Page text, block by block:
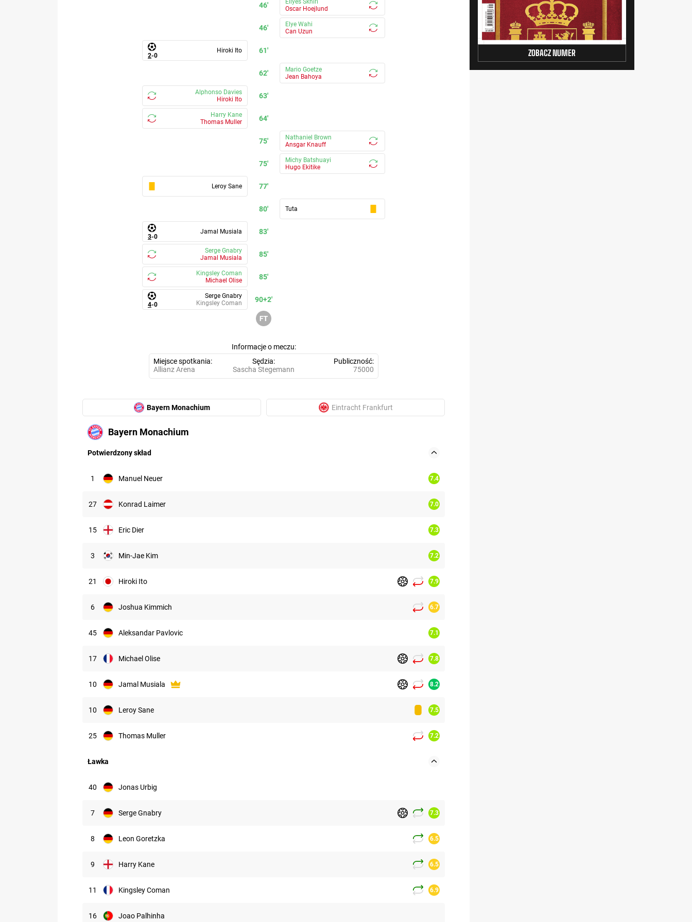
46'
Oscar Hoejlund
46'
Elye Wahi
Can Uzun
61'
2-0
Hiroki Ito
62'
Mario Goetze
Jean Bahoya
63'
Alphonso Davies
Hiroki Ito
64'
Harry Kane
Thomas Muller
75'
Nathaniel Brown
Ansgar Knauff
75'
Michy Batshuayi
Hugo Ekitike
77'
Leroy Sane
80' Tuta
83'
3-0
Jamal Musiala
85'
Serge Gnabry
Jamal Musiala
85'
Kingsley Coman
Michael Olise
90+2'
4-0
Serge Gnabry
Kingsley Coman
Informacje o meczu
Miejsce spotkania
Allianz Arena
Sędzia
Sascha Stegemann
Publiczność
75000
Bayern Monachium Eintracht Frankfurt
Bayern Monachium
Potwierdzony skład
1 Manuel Neuer 7.4
27 Konrad Laimer 7.0
15 Eric Dier 7.3
3 Min-Jae Kim 7.2
21 Hiroki Ito 7.9
6 Joshua Kimmich 6.7
45 Aleksandar Pavlovic 7.1
17 Michael Olise 7.8
10 Jamal Musiala 8.2
10 Leroy Sane 7.5
25 Thomas Muller 7.2
Ławka
40 Jonas Urbig
7 Serge Gnabry 7.3
8 Leon Goretzka 6.5
9 Harry Kane 6.5
11 Kingsley Coman 6.9
16 Joao Palhinha
ZOBACZ NUMER